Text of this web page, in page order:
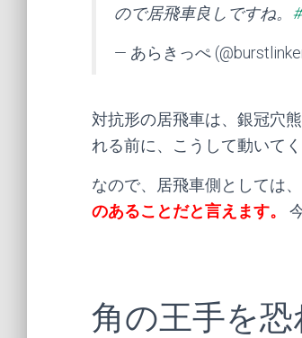
ので居飛車良しですね。
— あらきっぺ
対抗形の居飛車は、銀冠穴
れる前に、こうして動いて
なので、居飛車側としては、
のあることだと言えます。
角の王手を